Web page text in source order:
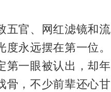
五官、网红滤镜和流
永远摆在第一位。
第一眼被认出，却年
骨，不少前辈还心甘